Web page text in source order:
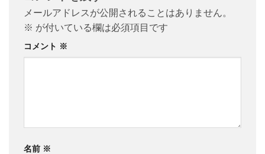
メールアドレスが公開されることはありません。
※ が付いている欄は必須項目です
コメント ※
名前 ※